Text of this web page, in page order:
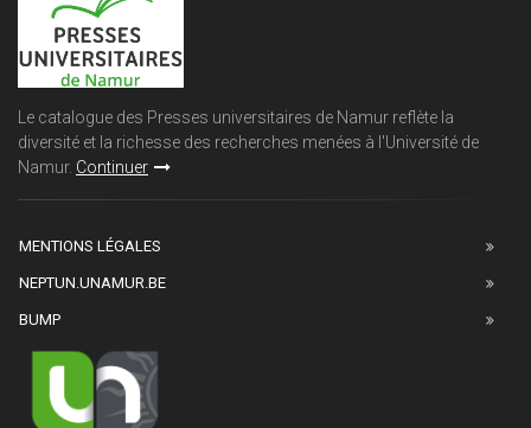
Le catalogue des Presses universitaires de Namur reflète la
diversité et la richesse des recherches menées à l'Université de
Namur. Continuer
MENTIONS LÉGALES
NEPTUN.UNAMUR.BE
BUMP